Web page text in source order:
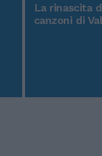
La rinascita
canzoni di